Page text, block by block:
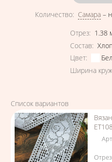
Количество: Самара –
Отрез: 1.38
Состав:
Цвет:
Ширина
Список вариантов
Отрез